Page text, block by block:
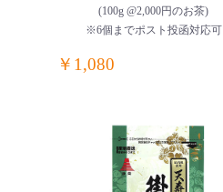
(100g @2,000円のお茶)
※6個までポスト投函対応可
￥1,080